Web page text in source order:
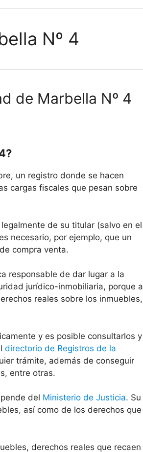
Nº 4
de Marbella Nº 4
un registro donde se hacen
cargas fiscales que pesan sobre
de su titular (salvo en el
necesario, por ejemplo, que un
compra venta.
responsable de dar lugar a la
jurídico-inmobiliaria, porque a
reales sobre los inmuebles,
y es posible consultarlos y
directorio de Registros de la
trámite, además de conseguir
entre otras.
del Ministerio de Justicia. Su
así como de los derechos que
derechos reales que recaen